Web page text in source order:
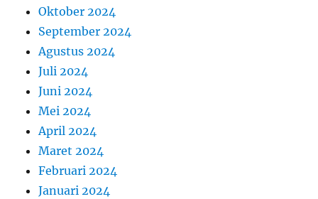
Oktober 2024
September 2024
Agustus 2024
Juli 2024
Juni 2024
Mei 2024
April 2024
Maret 2024
Februari 2024
Januari 2024